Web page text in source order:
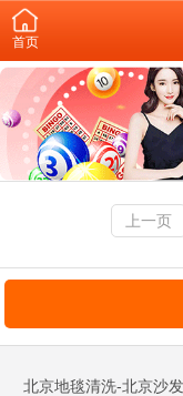
首页
上一页
北京地毯清洗-北京沙